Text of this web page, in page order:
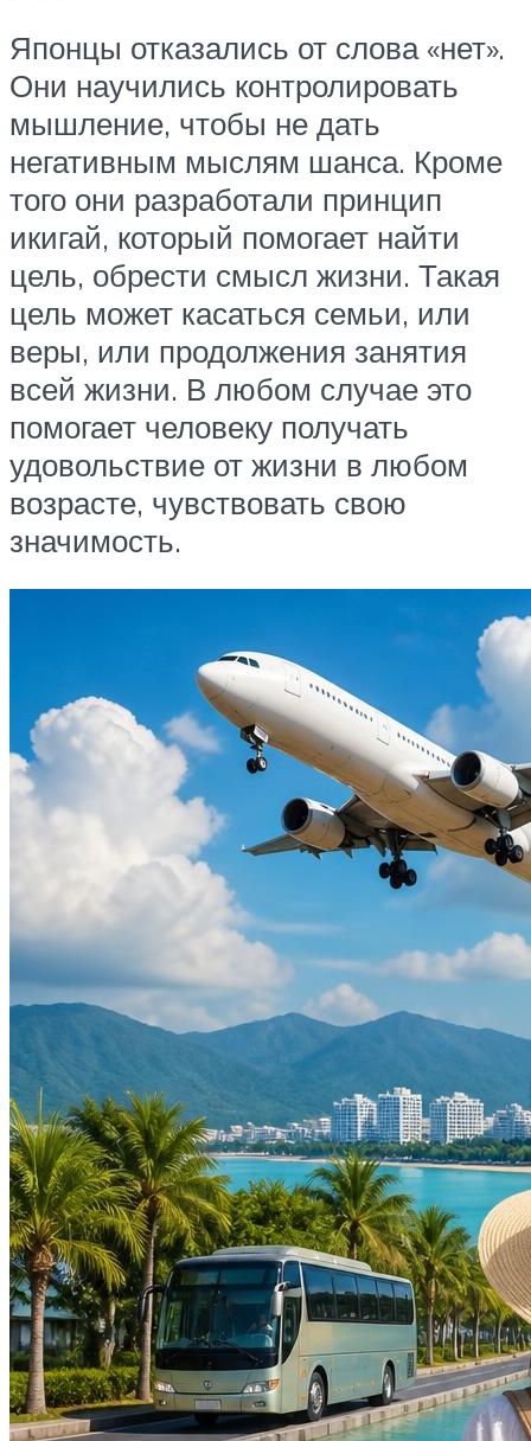
Японцы отказались от слова «нет».
Они научились контролировать
мышление, чтобы не дать
негативным мыслям шанса. Кроме
того они разработали принцип
икигай, который помогает найти
цель, обрести смысл жизни. Такая
цель может касаться семьи, или
веры, или продолжения занятия
всей жизни. В любом случае это
помогает человеку получать
удовольствие от жизни в любом
возрасте, чувствовать свою
значимость.